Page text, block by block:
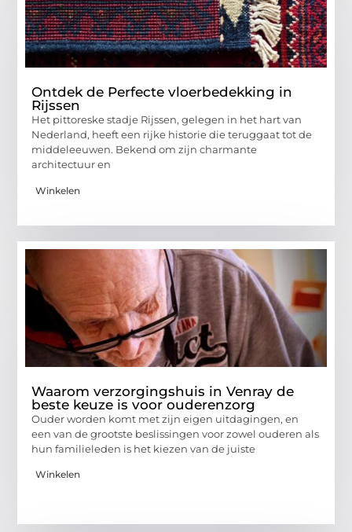
Ontdek de Perfecte vloerbedekking in
Rijssen
Het pittoreske stadje Rijssen, gelegen in het hart van
Nederland, heeft een rijke historie die teruggaat tot de
middeleeuwen. Bekend om zijn charmante
architectuur en
Winkelen
Waarom verzorgingshuis in Venray de
beste keuze is voor ouderenzorg
Ouder worden komt met zijn eigen uitdagingen, en
een van de grootste beslissingen voor zowel ouderen als
hun familieleden is het kiezen van de juiste
Winkelen